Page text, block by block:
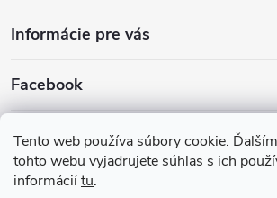
Tento web používa súbory cookie.
tohto webu vyjadrujete súhlas s ich
informáciítu.
Informácie pre vás
Facebook
Prijímame online platby